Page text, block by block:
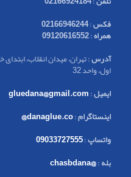
فکس:
02166946244
همراه:
09120616552
آدرس
اول، واحد 32
ایمیل:
gluedana@gmail.com
اینستاگرام:
danaglue.co@
واتساپ:
09033727555
بله:
@chasbdana